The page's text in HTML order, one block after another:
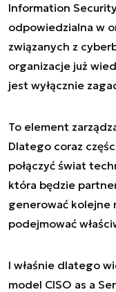
Information
odpowiedzialna w
związanych z
organizacje już
jest wyłącznie
To element
Dlatego coraz
połączyć świat
która będzie
generować kolejne
podejmować
I właśnie dlatego
model CISO as a